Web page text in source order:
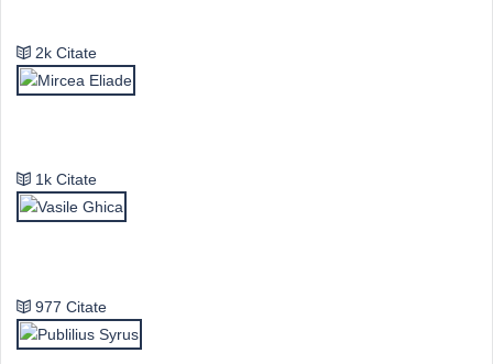
2k Citate
1k Citate
977 Citate